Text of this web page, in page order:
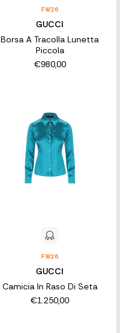
FW26
GUCCI
Borsa A Tracolla Lunetta
Piccola
€980,00
FW26
GUCCI
Camicia In Raso Di Seta
€1.250,00